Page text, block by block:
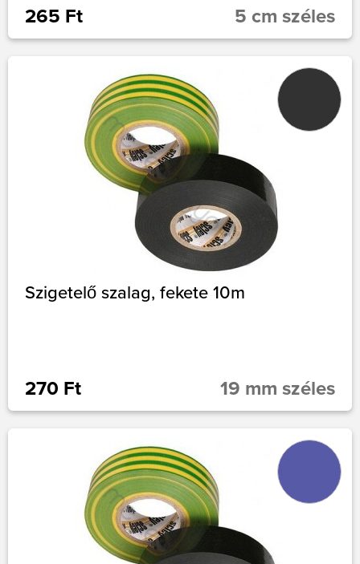
265 Ft 5 cm széles
Szigetelő szalag, fekete 10m
270 Ft 19 mm széles